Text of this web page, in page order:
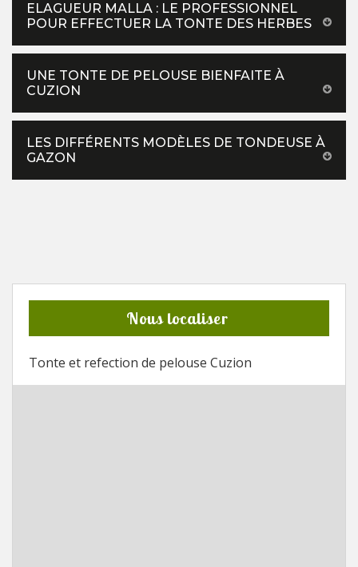
ELAGUEUR MALLA : LE PROFESSIONNEL
POUR EFFECTUER LA TONTE DES HERBES
UNE TONTE DE PELOUSE BIENFAITE À
CUZION
LES DIFFÉRENTS MODÈLES DE TONDEUSE À
GAZON
Nous localiser
Tonte et refection de pelouse Cuzion